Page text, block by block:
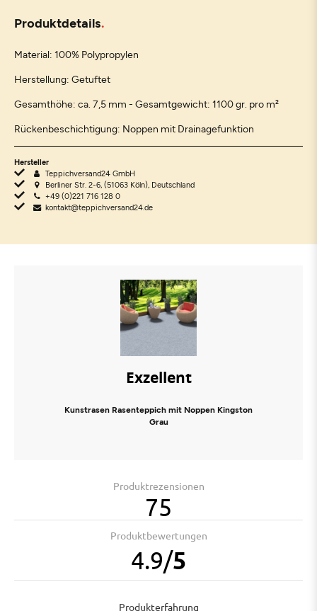
Produktdetails
Material: 100% Polypropylen
Herstellung: Getuftet
Gesamthöhe: ca. 7,5 mm - Gesamtgewicht: 1100 gr. pro m²
Rückenbeschichtigung: Noppen mit Drainagefunktion
Hersteller
Teppichversand24 GmbH
Berliner Str. 2-6, (51063 Köln), Deutschland
+49 (0)221 716 128 0
kontakt@teppichversand24.de
Exzellent
Kunstrasen Rasenteppich mit Noppen Kingston
Grau
Produktrezensionen
75
Produktbewertungen
4.9/5
Produkterfahrung